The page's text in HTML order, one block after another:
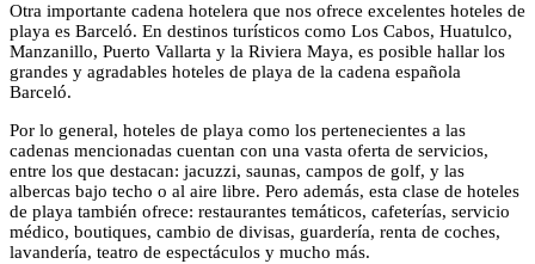
Otra importante cadena hotelera que nos ofrece excelentes hoteles de
playa es Barceló. En destinos turísticos como Los Cabos, Huatulco,
Manzanillo, Puerto Vallarta y la Riviera Maya, es posible hallar los
grandes y agradables hoteles de playa de la cadena española
Barceló.
Por lo general, hoteles de playa como los pertenecientes a las
cadenas mencionadas cuentan con una vasta oferta de servicios,
entre los que destacan: jacuzzi, saunas, campos de golf, y las
albercas bajo techo o al aire libre. Pero además, esta clase de hoteles
de playa también ofrece: restaurantes temáticos, cafeterías, servicio
médico, boutiques, cambio de divisas, guardería, renta de coches,
lavandería, teatro de espectáculos y mucho más.